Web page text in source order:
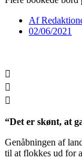
Af
02/06/2021
“Det er skønt, at
Genåbningen af
til at flokkes ud for